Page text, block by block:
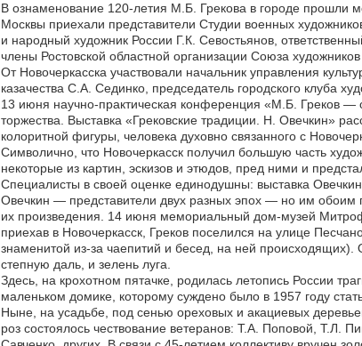
В ознаменование 120-летия М.Б. Грекова в городе прошли
Москвы приехали представители Студии военных
и народный художник России Г.К. Севостьянов,
члены Ростовской областной организации Союза
От Новочеркасска участвовали начальник управления
казачества С.А. Сединко, председатель городского клуба
13 июня научно-практическая конференция «М.Б. Греков —
торжества. Выставка «Грековские традиции. Н. Овечкин»
колоритной фигуры, человека духовно связанного с
Символично, что Новочеркасск получил большую часть
некоторые из картин, эскизов и этюдов, пред ними и
Специалисты в своей оценке единодушны: выставка
Овечкин — представители двух разных эпох — но им обоим
их произведения. 14 июня мемориальный дом-музей
приехав в Новочеркасск, Греков поселился на улице
знаменитой из-за чаепитий и бесед, на ней
степную даль, и зелень луга.
Здесь, на крохотном пятачке, родилась летопись России
маленьком домике, которому суждено было в 1957 году
Ныне, на усадьбе, под сенью ореховых и акациевых
роз состоялось чествование ветеранов: Т.А. Поповой,